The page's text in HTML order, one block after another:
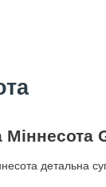
Міннесота
детальна